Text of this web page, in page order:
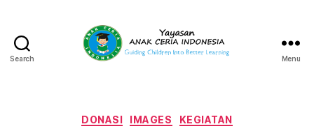
Search
Indonesia
Menu
Categories
DONASI IMAGES KEGIATAN